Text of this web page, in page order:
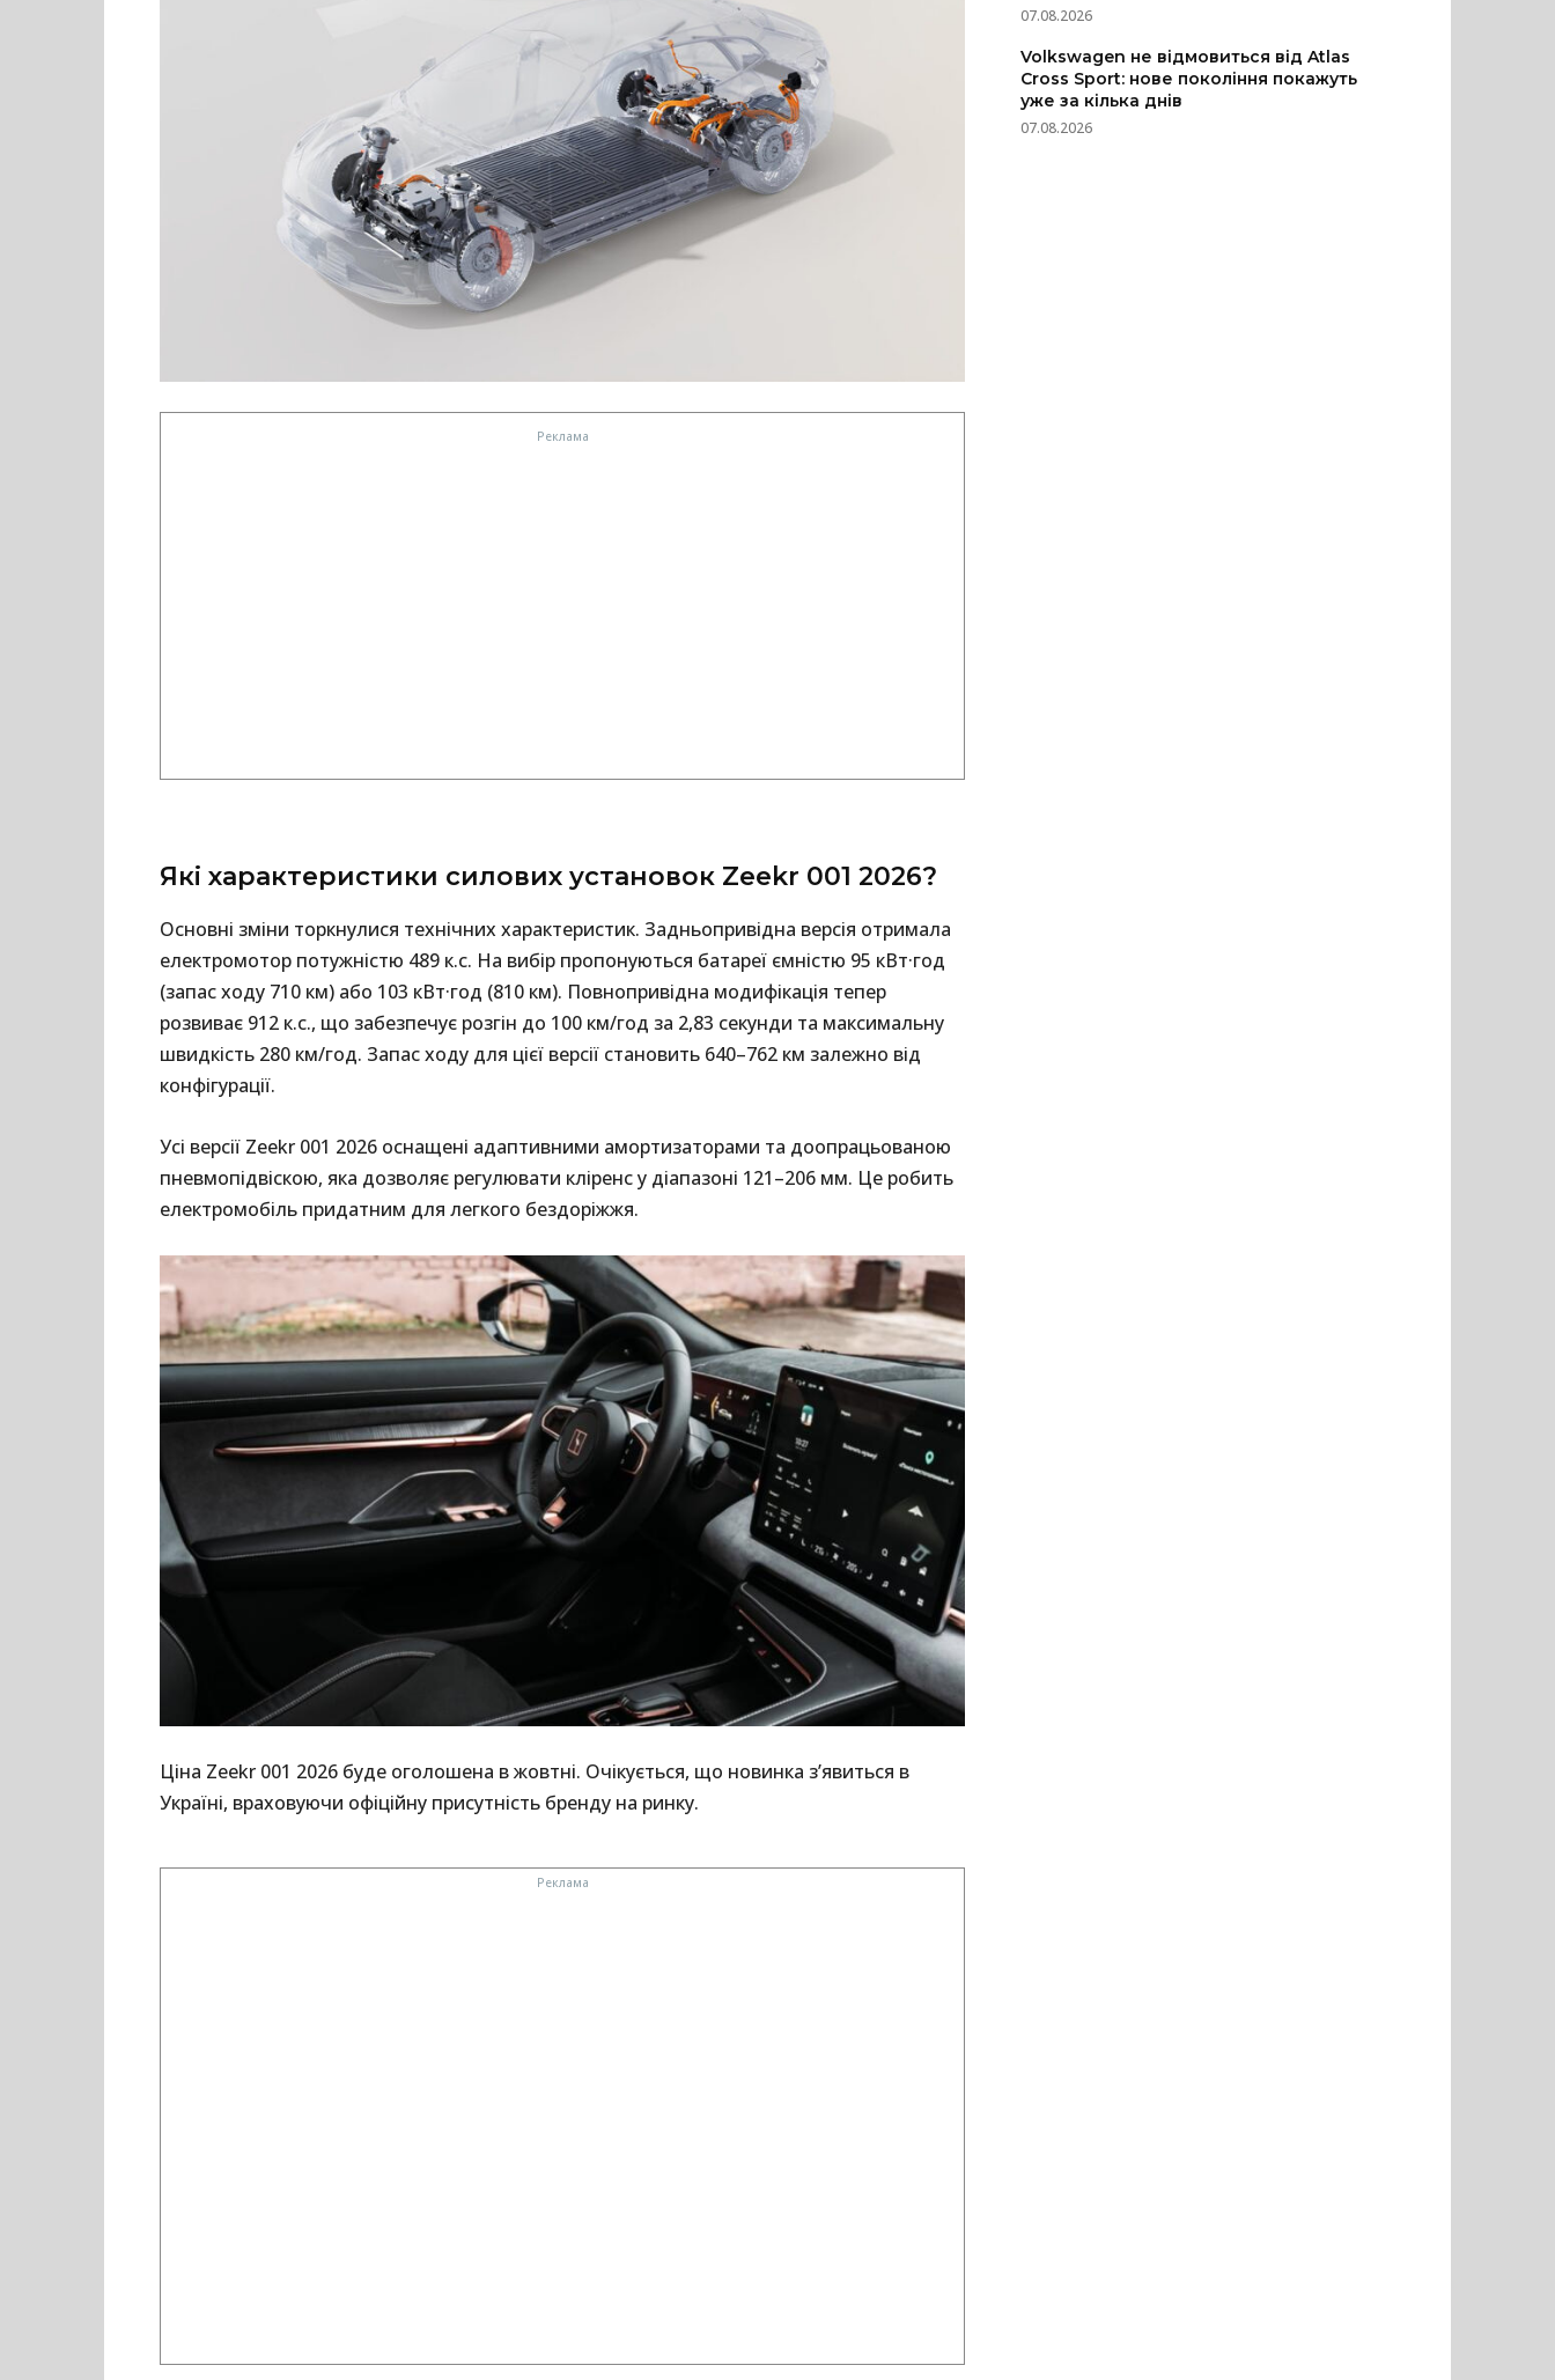
Які характеристики силових установок Zeekr 001 2026?
Основні зміни торкнулися технічних характеристик. Задньопривідна версія отримала
електромотор потужністю 489 к.с. На вибір пропонуються батареї ємністю 95 кВт·год
(запас ходу 710 км) або 103 кВт·год (810 км). Повнопривідна модифікація тепер
розвиває 912 к.с., що забезпечує розгін до 100 км/год за 2,83 секунди та максимальну
швидкість 280 км/год. Запас ходу для цієї версії становить 640–762 км залежно від
конфігурації.
Усі версії Zeekr 001 2026 оснащені адаптивними амортизаторами та доопрацьованою
пневмопідвіскою, яка дозволяє регулювати кліренс у діапазоні 121–206 мм. Це робить
електромобіль придатним для легкого бездоріжжя.
Ціна Zeekr 001 2026 буде оголошена в жовтні. Очікується, що новинка з’явиться в
Україні, враховуючи офіційну присутність бренду на ринку.
07.08.2026
Volkswagen не відмовиться від Atlas
Cross Sport: нове покоління покажуть
уже за кілька днів
07.08.2026